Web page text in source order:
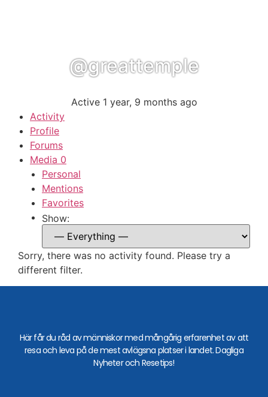
@greattemple
Active 1 year, 9 months ago
Activity
Profile
Forums
Media 0
Personal
Mentions
Favorites
Show:
Sorry, there was no activity found. Please try a
different filter.
Här får du råd av människor med mångårig erfarenhet av att
resa och leva på de mest avlägsna platser i landet. Dagliga
Nyheter och Resetips!